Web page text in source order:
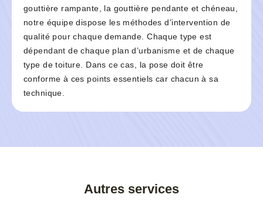
gouttière rampante, la gouttière pendante et chéneau,
notre équipe dispose les méthodes d’intervention de
qualité pour chaque demande. Chaque type est
dépendant de chaque plan d’urbanisme et de chaque
type de toiture. Dans ce cas, la pose doit être
conforme à ces points essentiels car chacun à sa
technique.
Autres services